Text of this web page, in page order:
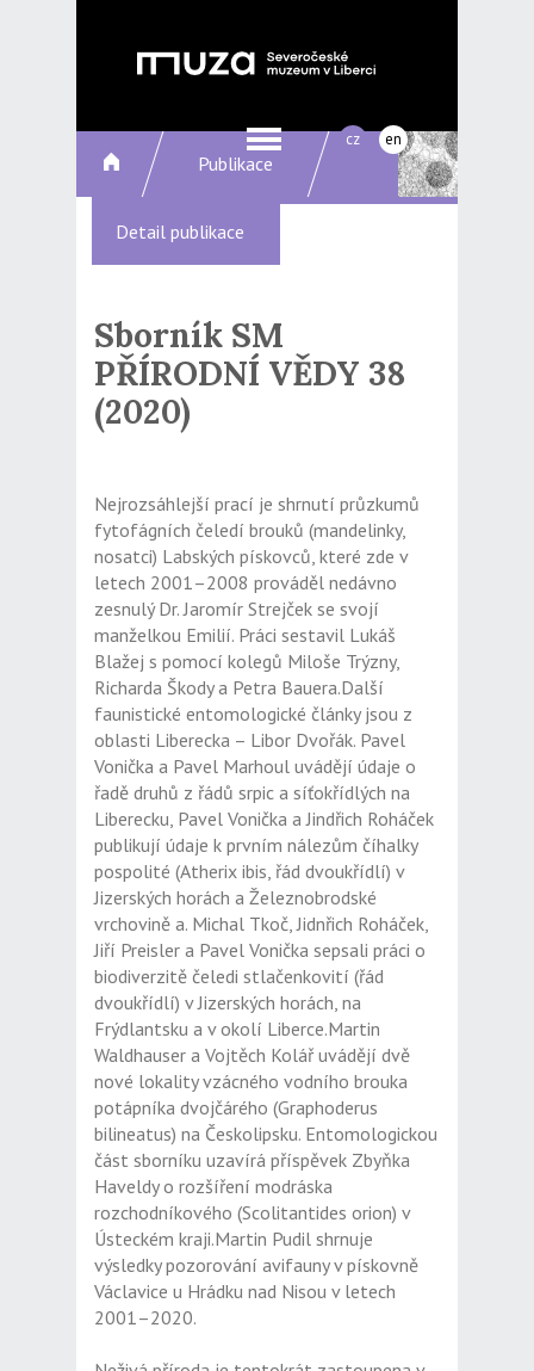
cz en
Publikace
Detail publikace
Sborník SM
PŘÍRODNÍ VĚDY 38
(2020)
Nejrozsáhlejší prací je shrnutí průzkumů
fytofágních čeledí brouků (mandelinky,
nosatci) Labských pískovců, které zde v
letech 2001–2008 prováděl nedávno
zesnulý Dr. Jaromír Strejček se svojí
manželkou Emilií. Práci sestavil Lukáš
Blažej s pomocí kolegů Miloše Trýzny,
Richarda Škody a Petra Bauera.Další
faunistické entomologické články jsou z
oblasti Liberecka – Libor Dvořák. Pavel
Vonička a Pavel Marhoul uvádějí údaje o
řadě druhů z řádů srpic a síťokřídlých na
Liberecku, Pavel Vonička a Jindřich Roháček
publikují údaje k prvním nálezům číhalky
pospolité (Atherix ibis, řád dvoukřídlí) v
Jizerských horách a Železnobrodské
vrchovině a. Michal Tkoč, Jidnřich Roháček,
Jiří Preisler a Pavel Vonička sepsali práci o
biodiverzitě čeledi stlačenkovití (řád
dvoukřídlí) v Jizerských horách, na
Frýdlantsku a v okolí Liberce.Martin
Waldhauser a Vojtěch Kolář uvádějí dvě
nové lokality vzácného vodního brouka
potápníka dvojčárého (Graphoderus
bilineatus) na Českolipsku. Entomologickou
část sborníku uzavírá příspěvek Zbyňka
Haveldy o rozšíření modráska
rozchodníkového (Scolitantides orion) v
Ústeckém kraji.Martin Pudil shrnuje
výsledky pozorování avifauny v pískovně
Václavice u Hrádku nad Nisou v letech
2001–2020.